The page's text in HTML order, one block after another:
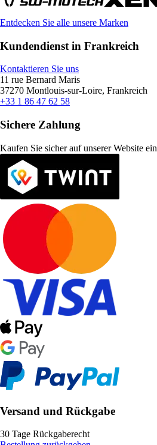
Entdecken Sie alle unsere Marken
Kundendienst in Frankreich
Kontaktieren Sie uns
11 rue Bernard Maris
37270 Montlouis-sur-Loire, Frankreich
+33 1 86 47 62 58
Sichere Zahlung
Kaufen Sie sicher auf unserer Website ein
Versand und Rückgabe
30 Tage Rückgaberecht